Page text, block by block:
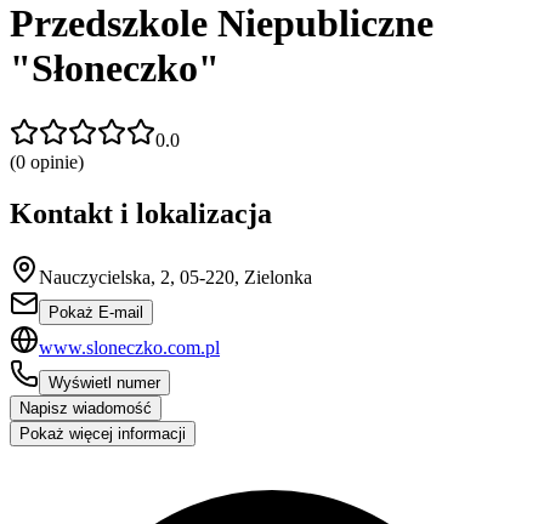
Przedszkole Niepubliczne
"Słoneczko"
0.0
(0 opinie)
Kontakt i lokalizacja
Nauczycielska, 2, 05-220, Zielonka
Pokaż E-mail
www.sloneczko.com.pl
Wyświetl numer
Napisz wiadomość
Pokaż więcej informacji